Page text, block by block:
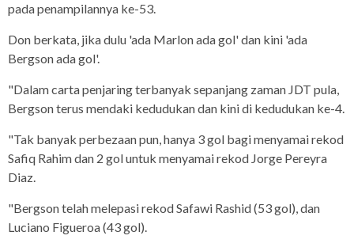
pada penampilannya ke-53.
Don berkata, jika dulu 'ada Marlon ada gol' dan kini 'ada
Bergson ada gol'.
"Dalam carta penjaring terbanyak sepanjang zaman JDT pula,
Bergson terus mendaki kedudukan dan kini di kedudukan ke-4.
"Tak banyak perbezaan pun, hanya 3 gol bagi menyamai rekod
Safiq Rahim dan 2 gol untuk menyamai rekod Jorge Pereyra
Diaz.
"Bergson telah melepasi rekod Safawi Rashid (53 gol), dan
Luciano Figueroa (43 gol).